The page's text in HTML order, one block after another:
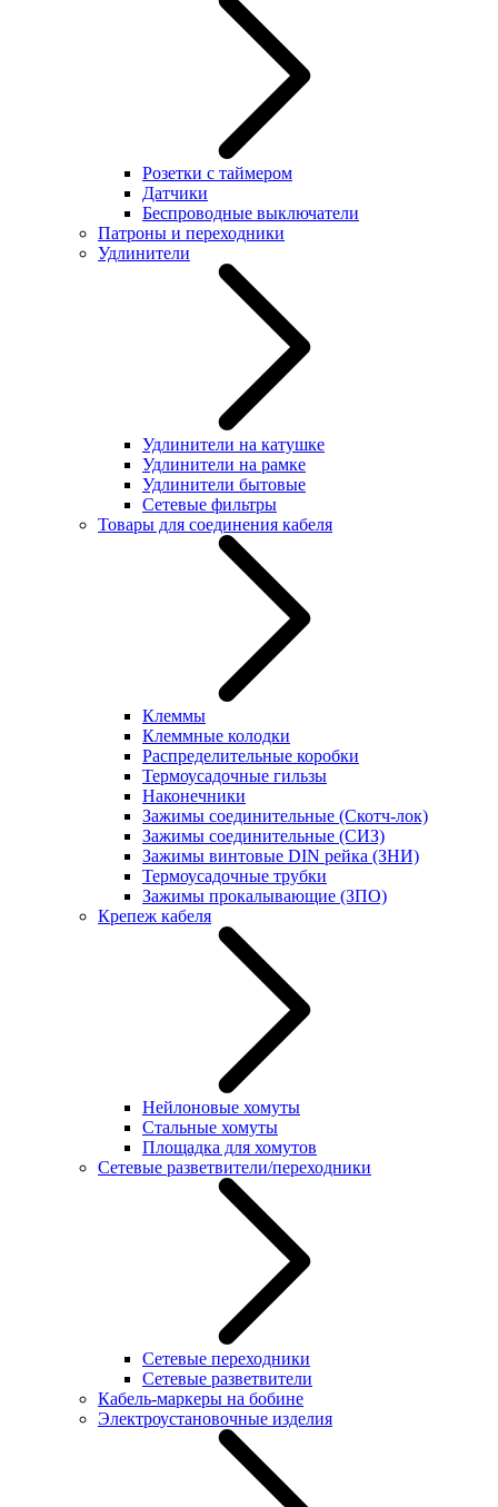
Розетки с таймером
Датчики
Беспроводные выключатели
Патроны и переходники
Удлинители
Удлинители на катушке
Удлинители на рамке
Удлинители бытовые
Сетевые фильтры
Товары для соединения кабеля
Клеммы
Клеммные колодки
Распределительные коробки
Термоусадочные гильзы
Наконечники
Зажимы соединительные (Скотч-лок)
Зажимы соединительные (СИЗ)
Зажимы винтовые DIN рейка (ЗНИ)
Термоусадочные трубки
Зажимы прокалывающие (ЗПО)
Крепеж кабеля
Нейлоновые хомуты
Стальные хомуты
Площадка для хомутов
Сетевые разветвители/переходники
Сетевые переходники
Сетевые разветвители
Кабель-маркеры на бобине
Электроустановочные изделия